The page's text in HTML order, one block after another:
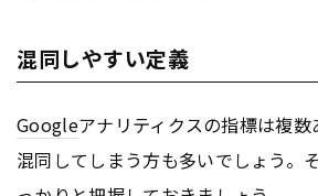
混同しやすい定義
Googleアナリティクスの指標は複数
混同してしまう方も多いでしょう。